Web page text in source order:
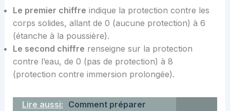
Le premier chiffre indique la protection contre les
corps solides, allant de 0 (aucune protection) à 6
(étanche à la poussière).
Le second chiffre renseigne sur la protection
contre l’eau, de 0 (pas de protection) à 8
(protection contre immersion prolongée).
Lire aussi: Comment préparer